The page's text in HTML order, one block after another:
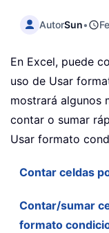
AutorSun•
En Excel, puede
uso de Usar
mostrará algunos
contar o sumar
Usar formato
Contar celdas
Contar/sumar
formato